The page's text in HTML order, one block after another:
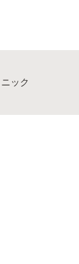
ック